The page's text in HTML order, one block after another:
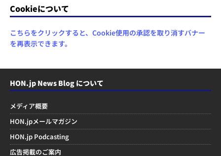
Cookieについて
こちらをクリックすると、Cookie使用の承認を取り消すバナー
を再表示できます。
HON.jp News Blog について
メディア概要
HON.jpメールマガジン
HON.jp Podcasting
広告掲載のご案内